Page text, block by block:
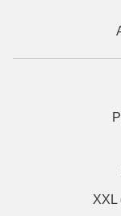
XXL